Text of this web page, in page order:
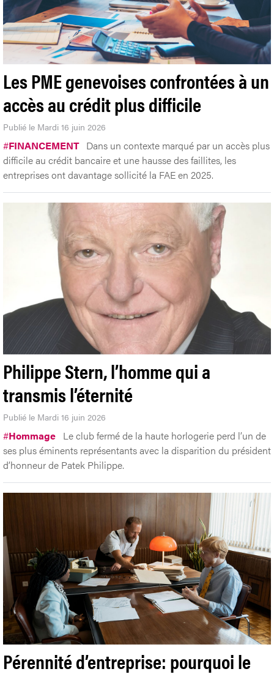
Les PME genevoises confrontées à un
accès au crédit plus difficile
Publié le Mardi 16 juin 2026
#FINANCEMENT Dans un contexte marqué par un accès plus
difficile au crédit bancaire et une hausse des faillites, les
entreprises ont davantage sollicité la FAE en 2025.
Philippe Stern, l’homme qui a
transmis l’éternité
Publié le Mardi 16 juin 2026
#Hommage Le club fermé de la haute horlogerie perd l’un de
ses plus éminents représentants avec la disparition du président
d’honneur de Patek Philippe.
Pérennité d’entreprise: pourquoi le